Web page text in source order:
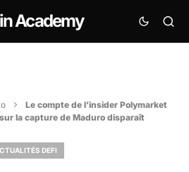
Academy
Le compte de l’insider Polymarket
la capture de Maduro disparaît
DEFI